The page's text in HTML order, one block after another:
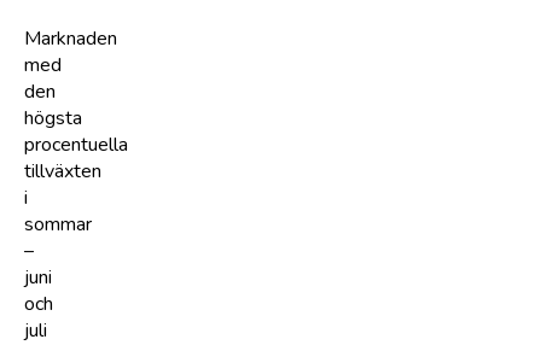
Marknaden
med
den
högsta
procentuella
tillväxten
i
sommar
–
juni
och
juli